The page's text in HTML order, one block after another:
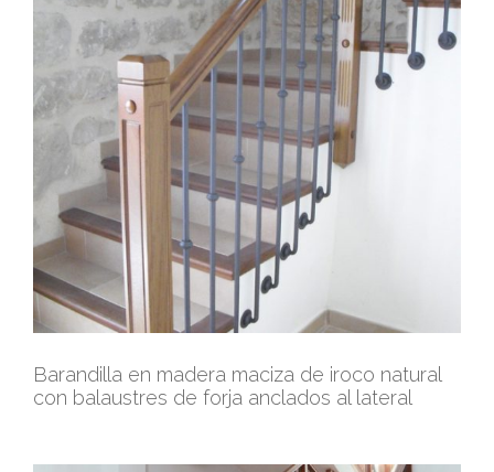
Barandilla en madera maciza de iroco natural
con balaustres de forja anclados al lateral